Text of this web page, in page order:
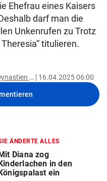
Ehefrau eines Kaisers
darf man die
Unkenrufen zu Trotz
titulieren.
Geschichte der Royals - Königliche Dynastien und ihre Macht 16.04.2025 06:00
ÄNDERTE ALLES
Mit Diana zog
Kinderlachen in den
Königspalast ein